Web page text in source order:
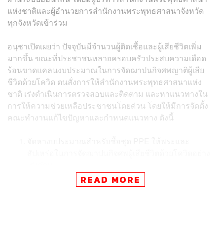
แห่งชาติและผู้อำนวยการสำนักงานพระพุทธศาสนาจังหวัด
ทุกจังหวัดเข้าร่วม
อนุชาเปิดเผยว่า ปัจจุบันมีจำนวนผู้ติดเชื้อและผู้เสียชีวิตเพิ่ม
มากขึ้น ขณะที่ประชาชนหลายครอบครัวประสบความเดือด
ร้อนขาดแคลนงบประมาณในการจัดฌาปนกิจศพญาติผู้เสีย
ชีวิตด้วยโควิด ตนสั่งการให้สำนักงานพระพุทธศาสนาแห่ง
ชาติ เร่งดำเนินการตรวจสอบและติดตาม และหาแนวทางใน
การให้ความช่วยเหลือประชาชนโดยด่วน โดยให้มีการจัดตั้ง
คณะทำงานแก้ไขปัญหาและกำหนดแนวทาง ดังนี้
รวบรวมรายชื่อวัดที่มีความพร้อมในการรับสงเคราะห์
ฌาปนกิจศพผู้ติดเชื้อโควิดโดยไม่เสียค่าใช้จ่าย และ
READ MORE